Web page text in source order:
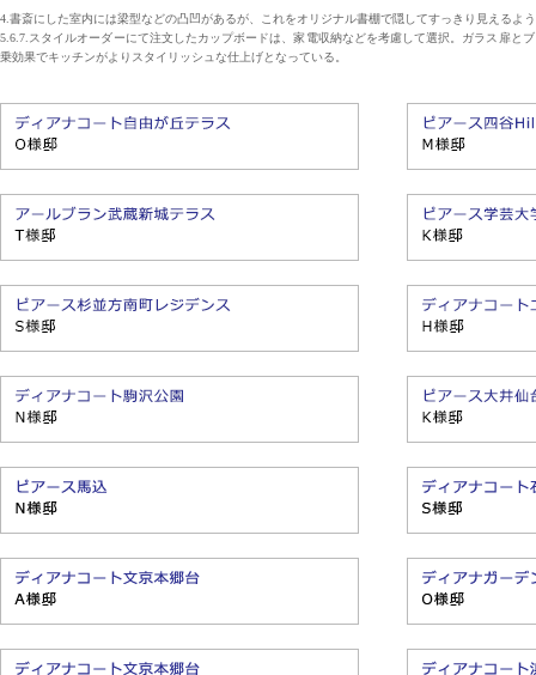
4.書斎にした室内には梁型などの凸凹があるが、これをオリジナル書棚で隠してすっきり見えるよ
5.6.7.スタイルオーダーにて注文したカップボードは、家電収納などを考慮して選択。ガラス扉
乗効果でキッチンがよりスタイリッシュな仕上げとなっている。